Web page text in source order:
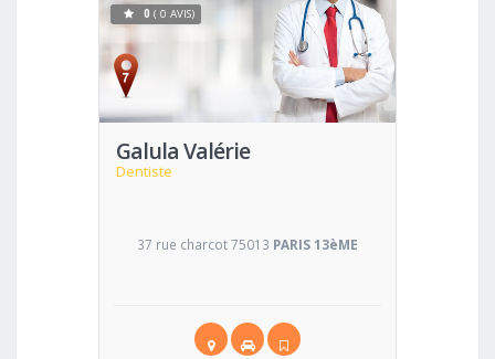
Galula Valérie
Dentiste
Voir
0 ( 0 AVIS)
37 rue charcot 75013 PARIS 13èME